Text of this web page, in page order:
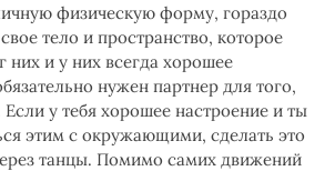
физическую форму, гораздо
тело и пространство, которое
них и у них всегда хорошее
нужен партнер для того,
Если у тебя хорошее настроение и ты
этим с окружающими, сделать это
танцы. Помимо самих движений